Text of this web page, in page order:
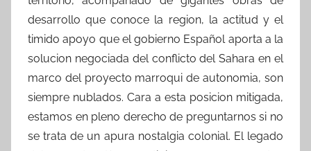
desarrollo que conoce la region, la actitud y el
timido apoyo que el gobierno Español aporta a la
solucion negociada del conflicto del Sahara en el
marco del proyecto marroqui de autonomia, son
siempre nublados. Cara a esta posicion mitigada,
estamos en pleno derecho de preguntarnos si no
se trata de un apura nostalgia colonial. El legado